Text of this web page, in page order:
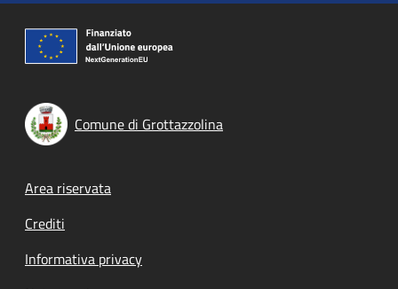
Comune di Grottazzolina
Footer menu
Area riservata
Crediti
Informativa privacy